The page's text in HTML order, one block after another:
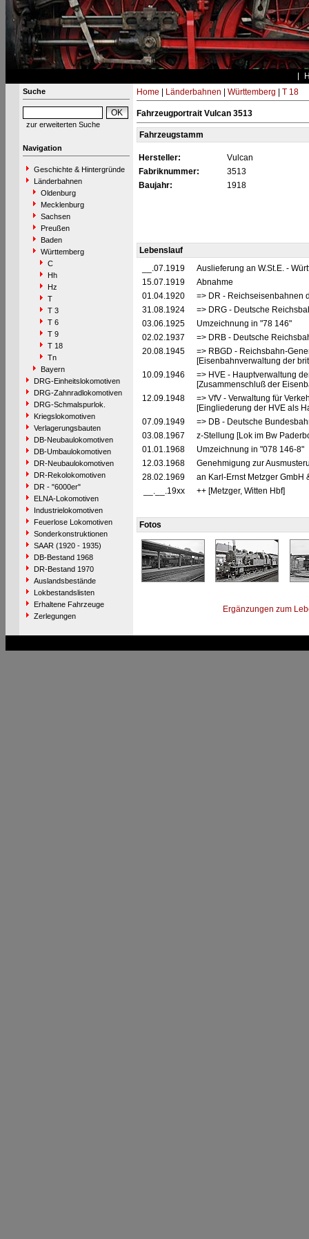
Suche
zur erweiterten Suche
Navigation
Geschichte & Hintergründe
Länderbahnen
Oldenburg
Mecklenburg
Sachsen
Preußen
Baden
Württemberg
C
Hh
Hz
T
T 3
T 6
T 9
T 18
Tn
Bayern
DRG-Einheitslokomotiven
DRG-Zahnradlokomotiven
DRG-Schmalspurlok.
Kriegslokomotiven
Verlagerungsbauten
DB-Neubaulokomotiven
DB-Umbaulokomotiven
DR-Neubaulokomotiven
DR-Rekolokomotiven
DR - "6000er"
ELNA-Lokomotiven
Industrielokomotiven
Feuerlose Lokomotiven
Sonderkonstruktionen
SAAR (1920 - 1935)
DB-Bestand 1968
DR-Bestand 1970
Auslandsbestände
Lokbestandslisten
Erhaltene Fahrzeuge
Zerlegungen
Home Länderbahnen Württemberg T 18
Fahrzeugportrait Vulcan 3513
Fahrzeugstamm
Hersteller:
Vulcan
Fabriknummer:
3513
Baujahr:
1918
Lebenslauf
__.07.1919
Auslieferung an W.St.E. -
15.07.1919
Abnahme
01.04.1920
=> DR - Reichseisenbahnen
31.08.1924
=> DRG - Deutsche
03.06.1925
Umzeichnung in "78 146"
02.02.1937
=> DRB - Deutsche
20.08.1945
=> RBGD - Reichsbahn-
[Eisenbahnverwaltung der
10.09.1946
=> HVE - Hauptverwaltung
[Zusammenschluß der
12.09.1948
=> VfV - Verwaltung für
[Eingliederung der HVE als
07.09.1949
=> DB - Deutsche
03.08.1967
z-Stellung [Lok im Bw
01.01.1968
Umzeichnung in "078 146-8"
12.03.1968
Genehmigung zur
28.02.1969
an Karl-Ernst Metzger GmbH
__.__.19xx
++ [Metzger, Witten Hbf]
Fotos
Ergänzungen zum